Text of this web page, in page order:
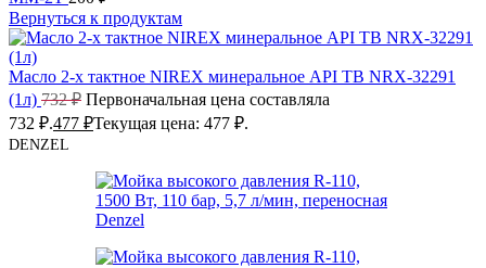
Вернуться к продуктам
Масло 2-х тактное NIREX минеральное API TB NRX-32291
(1л) 732₽ Первоначальная цена составляла
732 ₽.477 ₽Текущая цена: 477 ₽.
DENZEL